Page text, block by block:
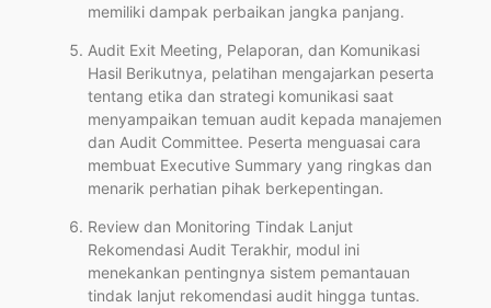
memiliki dampak perbaikan jangka panjang.
Audit Exit Meeting, Pelaporan, dan Komunikasi
Hasil Berikutnya, pelatihan mengajarkan peserta
tentang etika dan strategi komunikasi saat
menyampaikan temuan audit kepada manajemen
dan Audit Committee. Peserta menguasai cara
membuat Executive Summary yang ringkas dan
menarik perhatian pihak berkepentingan.
Review dan Monitoring Tindak Lanjut
Rekomendasi Audit Terakhir, modul ini
menekankan pentingnya sistem pemantauan
tindak lanjut rekomendasi audit hingga tuntas.